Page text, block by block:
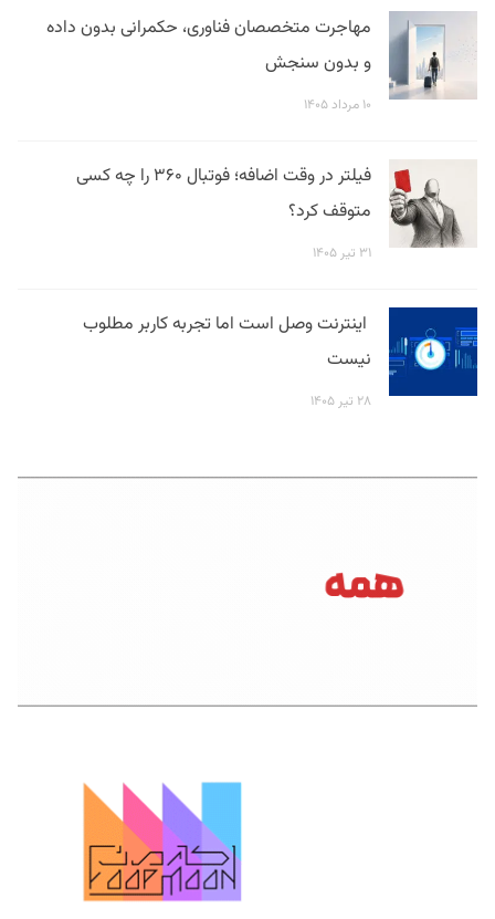
مهاجرت متخصصان فناوری، حکمرانی بدون داده
و بدون سنجش
۱۰ مرداد ۱۴۰۵
فیلتر در وقت اضافه؛ فوتبال ۳۶۰ را چه کسی
متوقف کرد؟
۳۱ تیر ۱۴۰۵
اینترنت وصل است اما تجربه کاربر مطلوب
نیست
۲۸ تیر ۱۴۰۵